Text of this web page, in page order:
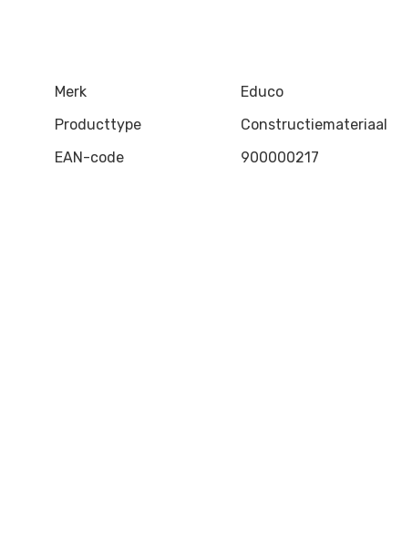
Merk
Educo
Producttype
Constructiemateriaal
EAN-code
900000217